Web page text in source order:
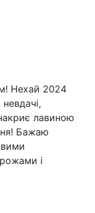
Нехай 2024
лавиною
Бажаю
і